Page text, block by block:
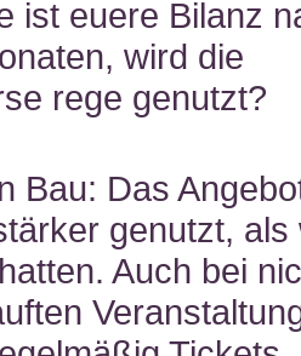
ist euere Bilanz
wird die
rege genutzt?
Bau: Das
genutzt, als
Auch bei